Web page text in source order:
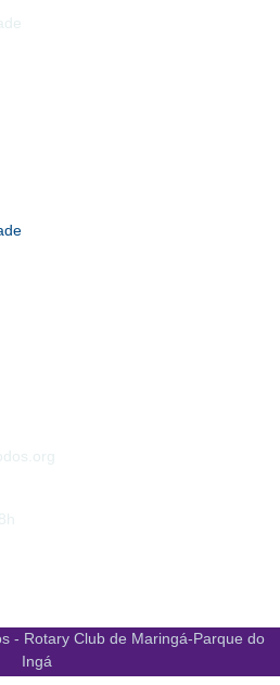
- Rotary Club de Maringá-Parque do
Ingá